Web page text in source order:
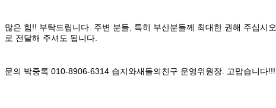
많은 힘!! 부탁드립니다. 주변 분들, 특히 부산분들께 최대한 권해 주십
로 전달해 주셔도 됩니다.
문의 박중록 010-8906-6314 습지와새들의친구 운영위원장. 고맙습니다!!!